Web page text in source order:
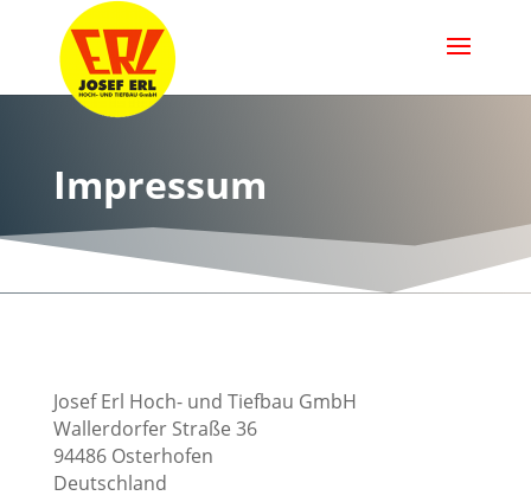
Impressum
Josef Erl Hoch- und Tiefbau GmbH
Wallerdorfer Straße 36
94486 Osterhofen
Deutschland